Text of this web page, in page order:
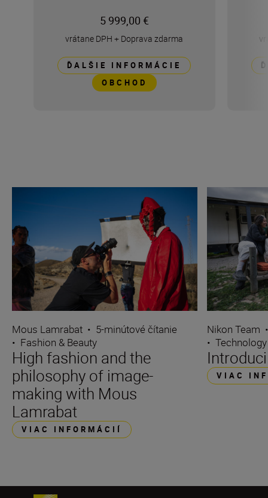
5 999,00 €
vrátane DPH + Doprava zdarma
ĎALŠIE INFORMÁCIE
OBCHOD
Mous Lamrabat • 5-minútové čítanie
• Fashion & Beauty
High fashion and the
philosophy of image-
making with Mous
Lamrabat
VIAC INFORMÁCIÍ
Nikon Team
•
VIAC